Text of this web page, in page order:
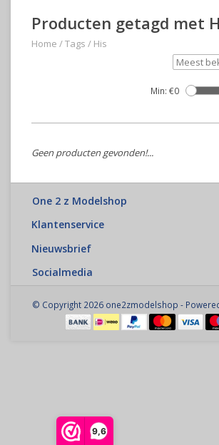
9,6
Producten getagd met
Home /Tags / His
Min: €0
Geen producten gevonden!...
One 2 z Modelshop
Klantenservice
Nieuwsbrief
Socialmedia
© Copyright 2026 one2zmodelshop -